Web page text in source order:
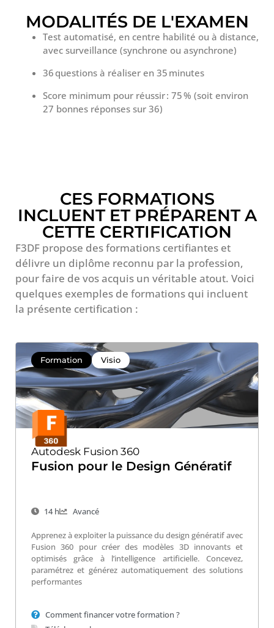
MODALITÉS DE L'EXAMEN
Test automatisé, en centre habilité ou à distance,
avec surveillance (synchrone ou asynchrone)
36 questions à réaliser en 35 minutes
Score minimum pour réussir : 75 % (soit environ
27 bonnes réponses sur 36)
CES FORMATIONS
INCLUENT ET PRÉPARENT A
CETTE CERTIFICATION
F3DF propose des formations certifiantes et
délivre un diplôme reconnu par la profession,
pour faire de vos acquis un véritable atout. Voici
quelques exemples de formations qui incluent
la présente certification :
Formation Visio
Autodesk Fusion 360
Fusion pour le Design Génératif
14 h Avancé
Apprenez à exploiter la puissance du design génératif avec
Fusion 360 pour créer des modèles 3D innovants et
optimisés grâce à l’intelligence artificielle. Concevez,
paramétrez et générez automatiquement des solutions
performantes
Comment financer votre formation ?